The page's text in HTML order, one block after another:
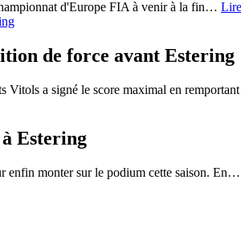
d'Europe FIA à venir à la fin…
de force avant Estering
a signé le score maximal en
Estering
monter sur le podium cette saison. En…